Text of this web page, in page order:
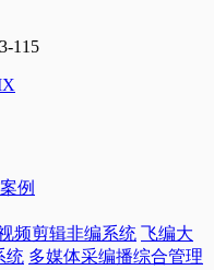
115
例
频剪辑非编系统 飞编大
统 多媒体采编播综合管理